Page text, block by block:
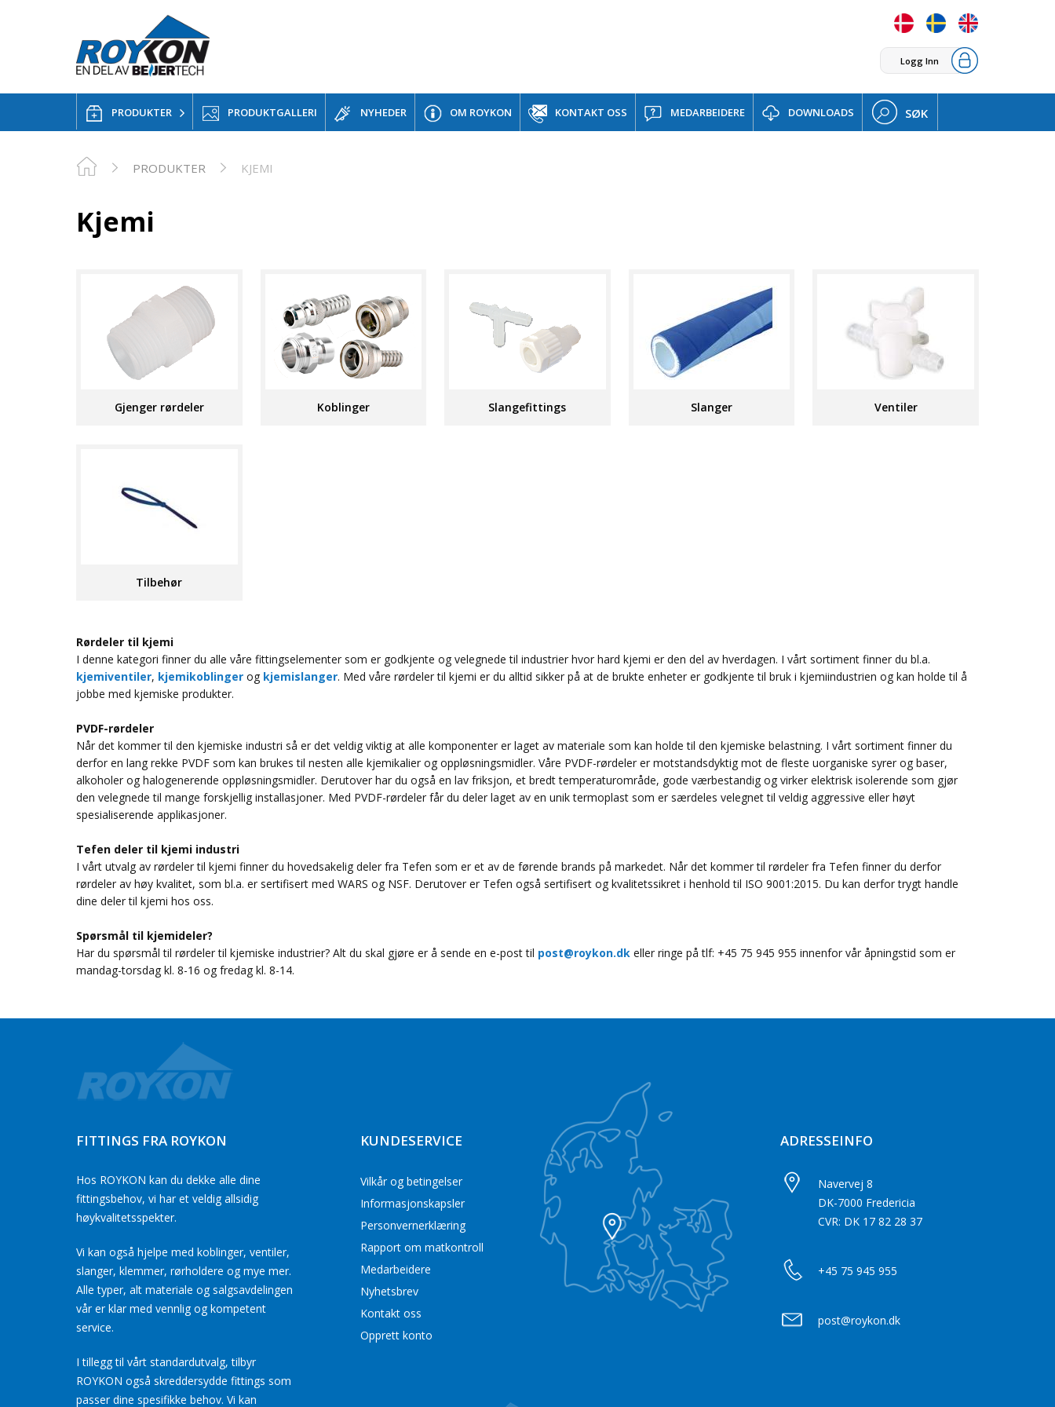
Logg Inn
PRODUKTER PRODUKTGALLERI NYHEDER OM ROYKON KONTAKT OSS MEDARBEIDERE DOWNLOADS SØK
PRODUKTER KJEMI
Kjemi
Gjenger rørdeler Koblinger Slangefittings Slanger Ventiler
Tilbehør
Rørdeler til kjemi
I denne kategori finner du alle våre fittingselementer som er godkjente og velegnede til industrier hvor hard kjemi er den del av hverdagen. I vårt sortiment finner du bl.a.
kjemiventiler, kjemikoblinger og kjemislanger. Med våre rørdeler til kjemi er du alltid sikker på at de brukte enheter er godkjente til bruk i kjemiindustrien og kan holde til å
jobbe med kjemiske produkter.
PVDF-rørdeler
Når det kommer til den kjemiske industri så er det veldig viktig at alle komponenter er laget av materiale som kan holde til den kjemiske belastning. I vårt sortiment finner du
derfor en lang rekke PVDF som kan brukes til nesten alle kjemikalier og oppløsningsmidler. Våre PVDF-rørdeler er motstandsdyktig mot de fleste uorganiske syrer og baser,
alkoholer og halogenerende oppløsningsmidler. Derutover har du også en lav friksjon, et bredt temperaturområde, gode værbestandig og virker elektrisk isolerende som gjør
den velegnede til mange forskjellig installasjoner. Med PVDF-rørdeler får du deler laget av en unik termoplast som er særdeles velegnet til veldig aggressive eller høyt
spesialiserende applikasjoner.
Tefen deler til kjemi industri
I vårt utvalg av rørdeler til kjemi finner du hovedsakelig deler fra Tefen som er et av de førende brands på markedet. Når det kommer til rørdeler fra Tefen finner du derfor
rørdeler av høy kvalitet, som bl.a. er sertifisert med WARS og NSF. Derutover er Tefen også sertifisert og kvalitetssikret i henhold til ISO 9001:2015. Du kan derfor trygt handle
dine deler til kjemi hos oss.
Spørsmål til kjemideler?
Har du spørsmål til rørdeler til kjemiske industrier? Alt du skal gjøre er å sende en e-post til post@roykon.dk eller ringe på tlf: +45 75 945 955 innenfor vår åpningstid som er
mandag-torsdag kl. 8-16 og fredag kl. 8-14.
FITTINGS FRA ROYKON
Hos ROYKON kan du dekke alle dine
fittingsbehov, vi har et veldig allsidig
høykvalitetsspekter.
Vi kan også hjelpe med koblinger, ventiler,
slanger, klemmer, rørholdere og mye mer.
Alle typer, alt materiale og salgsavdelingen
vår er klar med vennlig og kompetent
service.
I tillegg til vårt standardutvalg, tilbyr
ROYKON også skreddersydde fittings som
passer dine spesifikke behov. Vi kan
KUNDESERVICE
Vilkår og betingelser
Informasjonskapsler
Personvernerklæring
Rapport om matkontroll
Medarbeidere
Nyhetsbrev
Kontakt oss
Opprett konto
ADRESSEINFO
Navervej 8
DK-7000 Fredericia
CVR: DK 17 82 28 37
+45 75 945 955
post@roykon.dk